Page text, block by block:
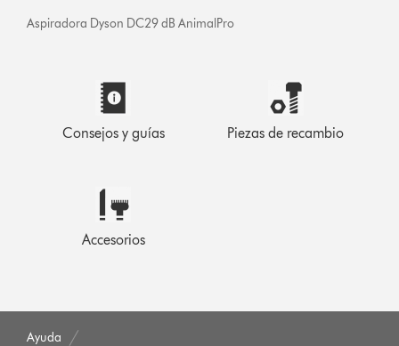
Aspiradora Dyson DC29 dB AnimalPro
Consejos y guías Piezas de recambio
Accesorios
Ayuda